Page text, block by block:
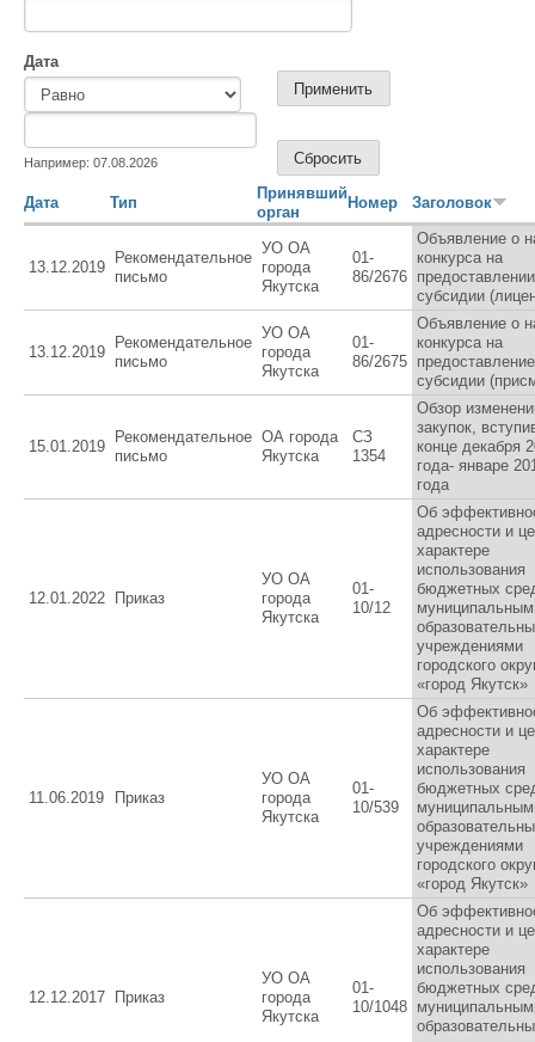
Дата
Например: 07.08.2026
Дата Тип
Принявший
орган
Номер Заголовок
13.12.2019
Рекомендательное
письмо
УО ОА
города
Якутска
01-
86/2676
Объявление о
конкурса на
предоставлении
субсидии
13.12.2019
Рекомендательное
письмо
УО ОА
города
Якутска
01-
86/2675
Объявление о
конкурса на
предоставление
субсидии
15.01.2019
Рекомендательное
письмо
ОА города
Якутска
СЗ
1354
Обзор
закупок,
конце декабря
года- январе
года
12.01.2022 Приказ
УО ОА
города
Якутска
01-
10/12
Об
адресности и
характере
использования
бюджетных
учреждениями
городского
«город Якутск»
11.06.2019 Приказ
УО ОА
города
Якутска
01-
10/539
Об
адресности и
характере
использования
бюджетных
учреждениями
городского
«город Якутск»
12.12.2017 Приказ
УО ОА
города
Якутска
01-
10/1048
Об
адресности и
характере
использования
бюджетных